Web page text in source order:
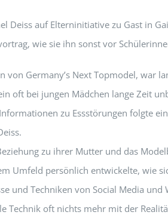
Deiss auf Elterninitiative zu Gast in
wie sie ihn sonst vor
von Germany’s Next Topmodel, war
oft bei jungen Mädchen lange Zeit
zu Essstörungen folgte
zu ihrer Mutter und das
Umfeld persönlich entwickelte, wie
und Techniken von Social Media und
Technik oft nichts mehr mit der